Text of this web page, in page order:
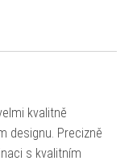
kvalitně
designu. Precizně
s kvalitním